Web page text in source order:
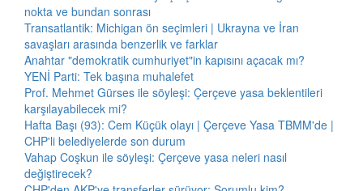
nokta ve bundan sonrası
Transatlantik: Michigan ön seçimleri | Ukrayna ve İran
savaşları arasında benzerlik ve farklar
Anahtar "demokratik cumhuriyet"in kapısını açacak mı?
YENİ Parti: Tek başına muhalefet
Prof. Mehmet Gürses ile söyleşi: Çerçeve yasa beklentileri
karşılayabilecek mi?
Hafta Başı (93): Cem Küçük olayı | Çerçeve Yasa TBMM'de |
CHP'li belediyelerde son durum
Vahap Coşkun ile söyleşi: Çerçeve yasa neleri nasıl
değiştirecek?